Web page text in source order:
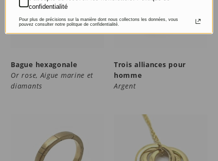
Bague hexagonale
Or rose, Aigue marine et
diamants
Trois alliances pour
homme
Argent
confidentialité
Pour plus de précisions sur la manière dont nous collectons les données, vous
pouvez consulter notre politque de confidentialité.